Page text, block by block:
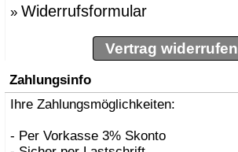
» Widerrufsformular
Vertrag widerrufen
Zahlungsinfo
Ihre Zahlungsmöglichkeiten:
- Per Vorkasse 3% Skonto